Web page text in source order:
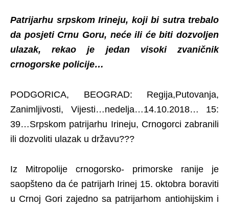
Patrijarhu srpskom Irineju, koji bi sutra trebalo
da posjeti Crnu Goru, neće ili će biti dozvoljen
ulazak, rekao je jedan visoki zvaničnik
crnogorske policije…
PODGORICA, BEOGRAD: Regija,Putovanja,
Zanimljivosti, Vijesti…nedelja…14.10.2018… 15:
39…Srpskom patrijarhu Irineju, Crnogorci zabranili
ili dozvoliti ulazak u državu???
Iz Mitropolije crnogorsko- primorske ranije je
saopšteno da će patrijarh Irinej 15. oktobra boraviti
u Crnoj Gori zajedno sa patrijarhom antiohijskim i